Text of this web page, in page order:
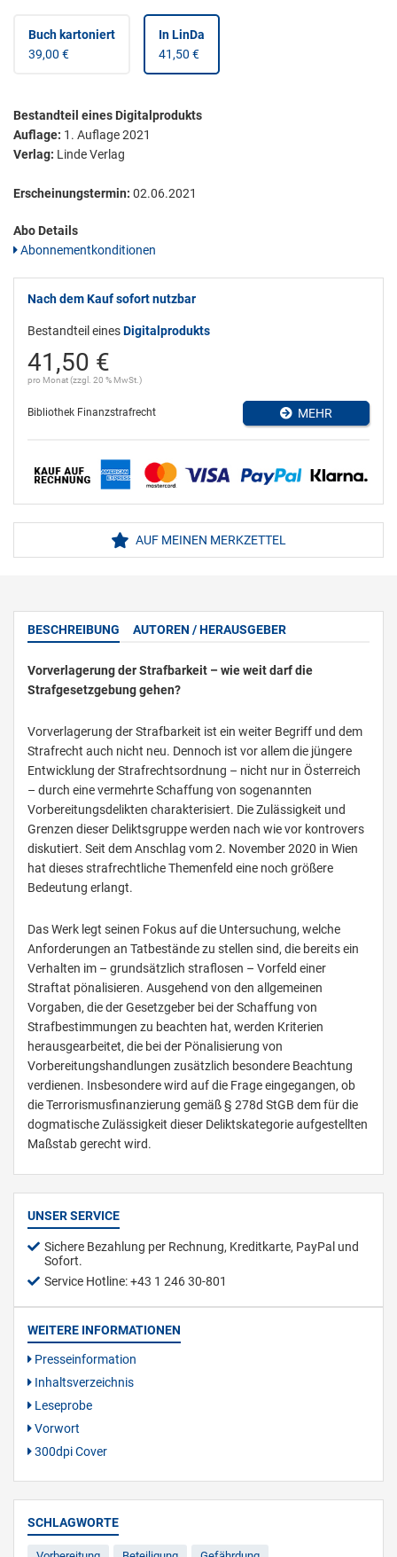
Buch kartoniert
39,00 €
In LinDa
41,50 €
Bestandteil eines Digitalprodukts
Auflage: 1. Auflage 2021
Verlag: Linde Verlag
Erscheinungstermin: 02.06.2021
Abo Details
Abonnementkonditionen
Nach dem Kauf sofort nutzbar
Bestandteil einesDigitalprodukts
41,50 €
pro Monat (zzgl. 20 % MwSt.)
Bibliothek Finanzstrafrecht MEHR
AUF MEINEN MERKZETTEL
BESCHREIBUNG AUTOREN / HERAUSGEBER
Vorverlagerung der Strafbarkeit – wie weit darf die
Strafgesetzgebung gehen?
Vorverlagerung der Strafbarkeit ist ein weiter Begriff und dem
Strafrecht auch nicht neu. Dennoch ist vor allem die jüngere
Entwicklung der Strafrechtsordnung – nicht nur in Österreich
– durch eine vermehrte Schaffung von sogenannten
Vorbereitungsdelikten charakterisiert. Die Zulässigkeit und
Grenzen dieser Deliktsgruppe werden nach wie vor kontrovers
diskutiert. Seit dem Anschlag vom 2. November 2020 in Wien
hat dieses strafrechtliche Themenfeld eine noch größere
Bedeutung erlangt.
Das Werk legt seinen Fokus auf die Untersuchung, welche
Anforderungen an Tatbestände zu stellen sind, die bereits ein
Verhalten im – grundsätzlich straflosen – Vorfeld einer
Straftat pönalisieren. Ausgehend von den allgemeinen
Vorgaben, die der Gesetzgeber bei der Schaffung von
Strafbestimmungen zu beachten hat, werden Kriterien
herausgearbeitet, die bei der Pönalisierung von
Vorbereitungshandlungen zusätzlich besondere Beachtung
verdienen. Insbesondere wird auf die Frage eingegangen, ob
die Terrorismusfinanzierung gemäß § 278d StGB dem für die
dogmatische Zulässigkeit dieser Deliktskategorie aufgestellten
Maßstab gerecht wird.
UNSER SERVICE
Sichere Bezahlung per Rechnung, Kreditkarte, PayPal und
Sofort.
Service Hotline: +43 1 246 30-801
WEITERE INFORMATIONEN
Presseinformation
Inhaltsverzeichnis
Leseprobe
Vorwort
300dpi Cover
SCHLAGWORTE